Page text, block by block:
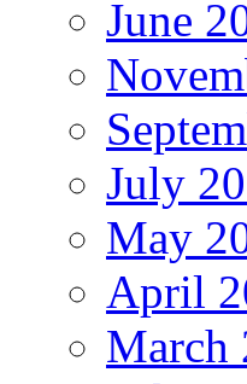
June
July
May
April
March